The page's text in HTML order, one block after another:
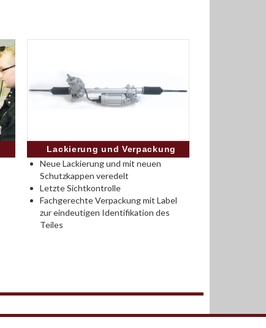
Lackierung und Verpackung
Neue Lackierung und mit neuen
Schutzkappen veredelt
Letzte Sichtkontrolle
Fachgerechte Verpackung mit Label
zur eindeutigen Identifikation des
Teiles